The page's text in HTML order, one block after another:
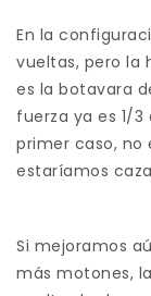
En la
vueltas, pero la
es la botavara
fuerza ya es 1/
primer caso, no
estaríamos
Si mejoramos
más motones,